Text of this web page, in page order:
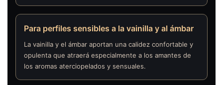
Para perfiles sensibles a la vainilla y al ámbar
La vainilla y el ámbar aportan una calidez confortable y
opulenta que atraerá especialmente a los amantes de
los aromas aterciopelados y sensuales.